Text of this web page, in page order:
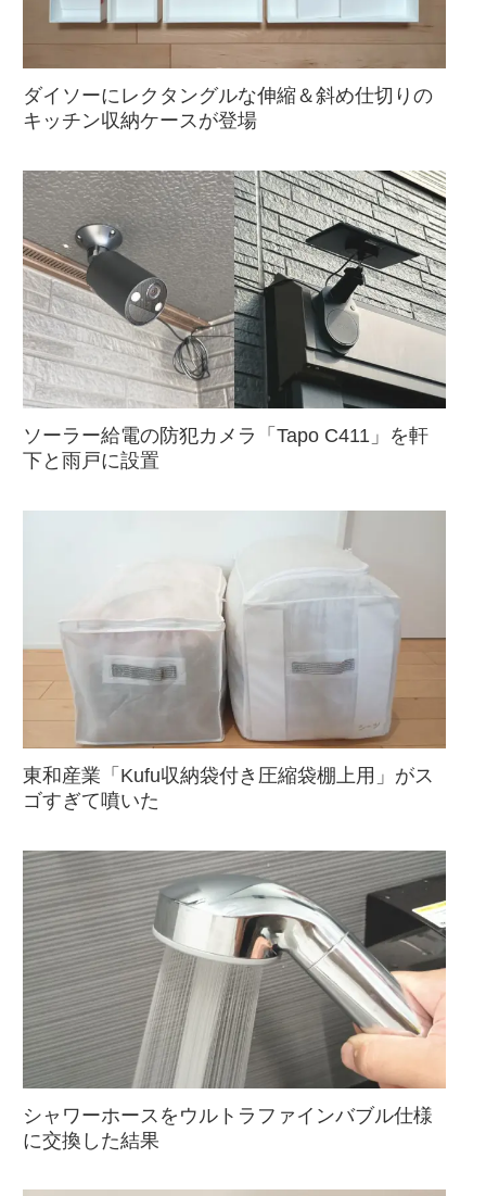
ダイソーにレクタングルな伸縮＆斜め仕切りの
キッチン収納ケースが登場
ソーラー給電の防犯カメラ「Tapo C411」を軒
下と雨戸に設置
東和産業「Kufu収納袋付き圧縮袋棚上用」がス
ゴすぎて噴いた
シャワーホースをウルトラファインバブル仕様
に交換した結果